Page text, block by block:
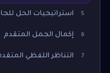
5 استراتيجيات الحل
6 إكمال الجمل المتقدم
7 التناظر اللفظي